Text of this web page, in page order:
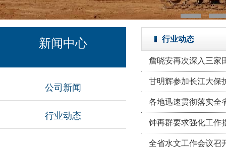
新闻中心
公司新闻
行业动态
行业动态
詹晓安再次深入三家
甘明辉参加长江大保
各地迅速贯彻落实全
钟再群要求强化工作
全省水文工作会议召